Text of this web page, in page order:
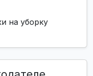
на уборку